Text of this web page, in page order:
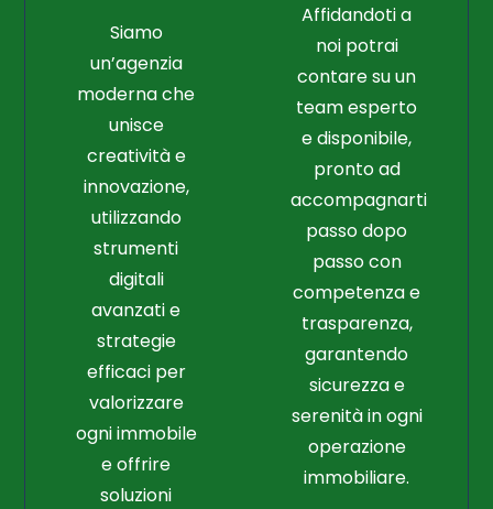
Siamo
un’agenzia
moderna che
unisce
creatività e
innovazione,
utilizzando
strumenti
digitali
avanzati e
strategie
efficaci per
valorizzare
ogni immobile
e offrire
soluzioni
Affidandoti a
noi potrai
contare su un
team esperto
e disponibile,
pronto ad
accompagnarti
passo dopo
passo con
competenza e
trasparenza,
garantendo
sicurezza e
serenità in ogni
operazione
immobiliare.